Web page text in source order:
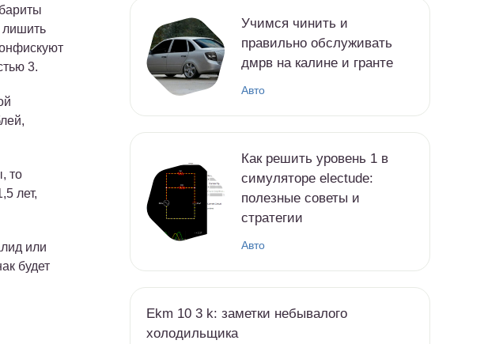
лишить
3.
то
лет,
или
будет
Учимся чинить и
правильно обслуживать
дмрв на калине и гранте
Авто
Как решить уровень 1 в
симуляторе electude:
полезные советы и
стратегии
Авто
Ekm 10 3 k: заметки небывалого
холодильщика